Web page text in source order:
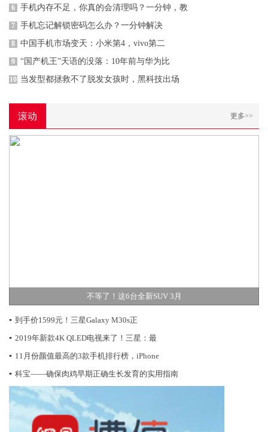
6 手机内存不足，你真的会清理吗？一分钟，教
7 手机忘记解锁密码怎么办？一分钟解决
8 中国手机市场变天：小米第4，vivo第二
9 “国产机王”天语的没落：10年前与华为比
10 当发型都拯救不了脱发女孩时，黑科技出场
滚动 更多>>
不等了！这6台全新SUV 3月
▪ 到手价1599元！三星Galaxy M30s正
▪ 2019年新款4K QLED电视来了！三星：最
▪ 11月份颜值最高的3款手机排行榜，iPhone
▪ 科宝——确保肉鸡早期正确生长发育的实用指南